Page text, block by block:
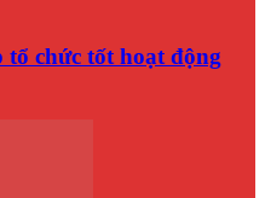
tổ chức tốt hoạt động